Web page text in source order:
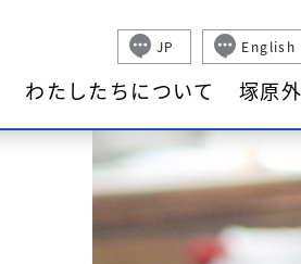
JP English
わたしたちについて 塚原
わたしたちについて